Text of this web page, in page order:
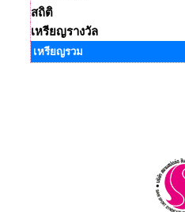
สถิติ
เหรียญรางวัล
เหรียญรวม